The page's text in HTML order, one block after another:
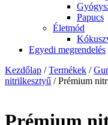
Papucs
Életmód
Egyedi megrendelés
Kezdőlap /Termékek /
nitrilkesztyű / Prémium